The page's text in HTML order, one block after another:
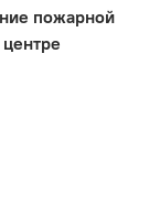
пожарной